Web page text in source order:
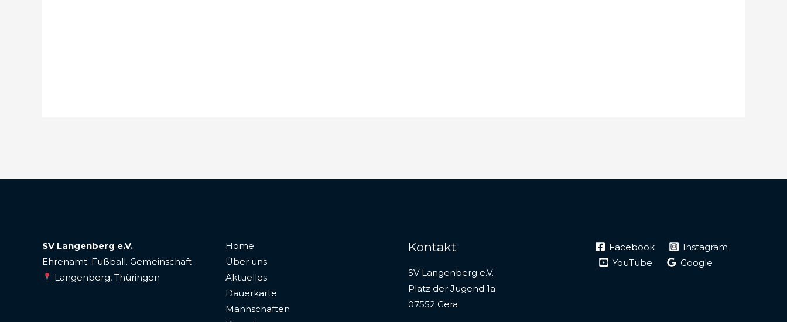
SV Langenberg e.V.
Ehrenamt. Fußball. Gemeinschaft.
Langenberg, Thüringen
Home
Über uns
Aktuelles
Dauerkarte
Mannschaften
Kontakt
SV Langenberg e.V.
Platz der Jugend 1a
07552 Gera
Facebook
Instagram
YouTube
Google